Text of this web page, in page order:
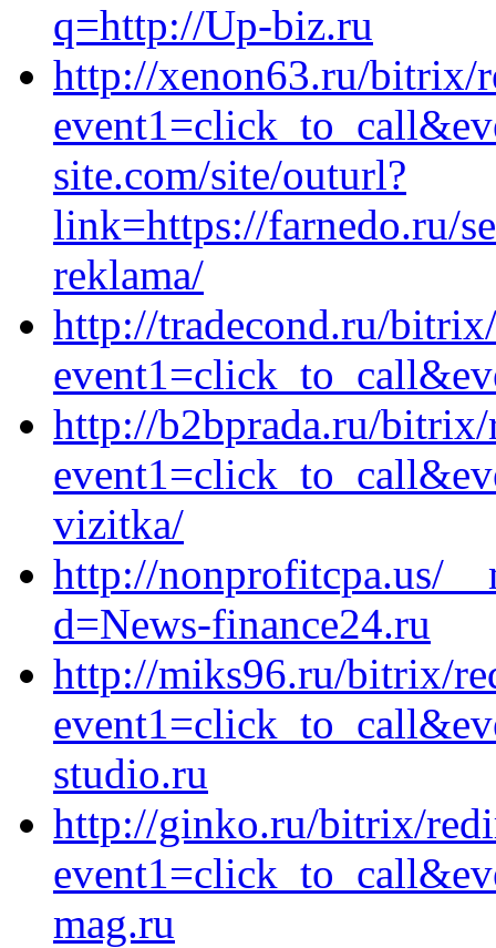
q=http://Up-biz.ru
http://xenon63.ru/bitrix/
site.com/site/outurl?
link=https://farnedo.ru/
reklama/
http://tradecond.ru/
http://b2bprada.ru/bitrix/
vizitka/
http://nonprofitcpa.us/
d=News-finance24.ru
http://miks96.ru/bitrix/
studio.ru
http://ginko.ru/bitrix/
mag.ru